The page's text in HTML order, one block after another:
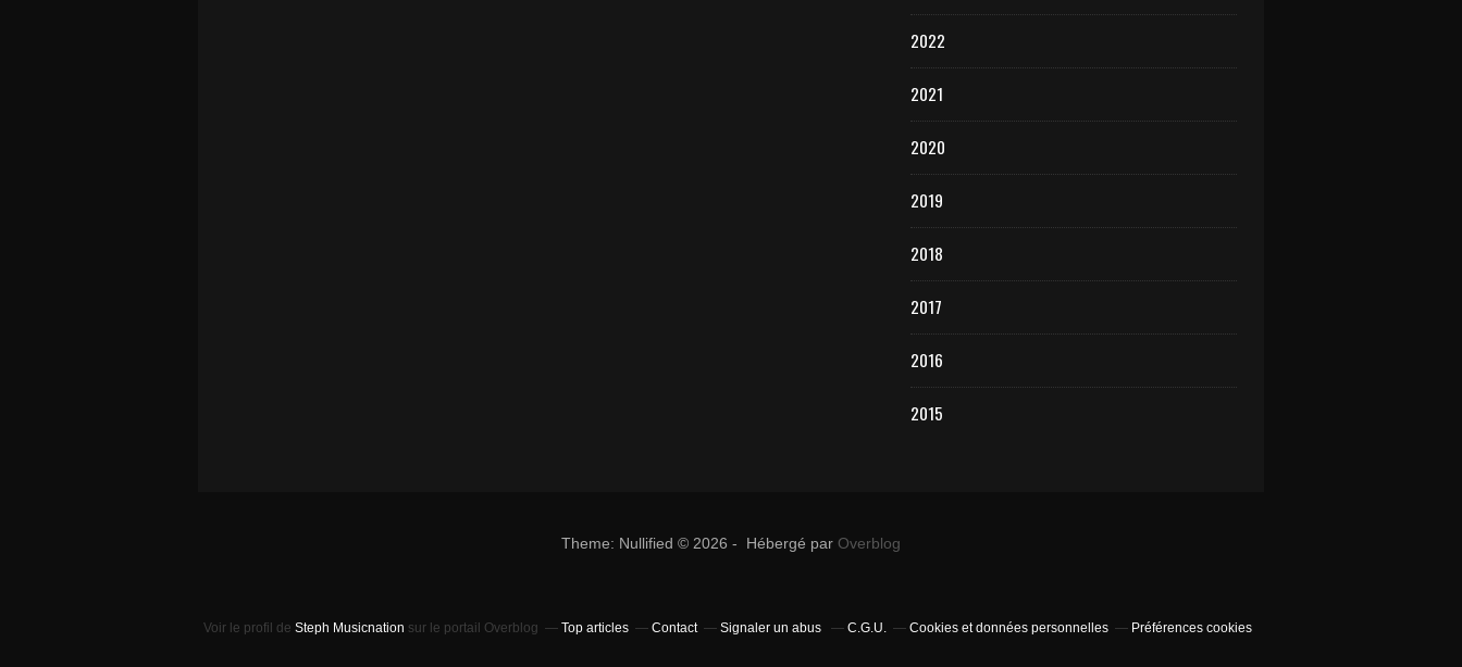
2022
2021
2020
2019
2018
2017
2016
2015
Theme: Nullified © 2026 - Hébergé par Overblog
Voir le profil de Steph Musicnation sur le portail Overblog Top articles Contact Signaler un abus C.G.U. Cookies et données personnelles Préférences cookies